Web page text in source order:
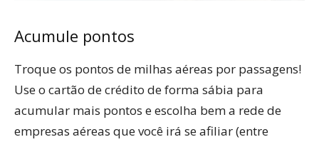
Acumule pontos
Troque os pontos de milhas aéreas por passagens!
Use o cartão de crédito de forma sábia para
acumular mais pontos e escolha bem a rede de
empresas aéreas que você irá se afiliar (entre